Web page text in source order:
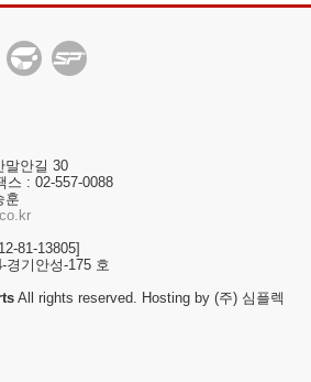
말안길 30
스 : 02-557-0088
훈
81-13805]
경기안성-175 호
All rights reserved. Hosting by (주) 심플렉